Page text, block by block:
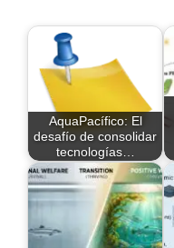
AquaPacífico: El
desafío de consolidar
tecnologías…